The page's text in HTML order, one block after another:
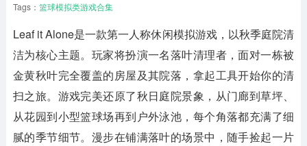
Tags： 篮球模拟类游戏合集
Leaf it Alone是一款第一人称休闲模拟游戏，以秋季庭院清
洁为核心主题。玩家将扮演一名落叶清理者，面对一栋被
金黄秋叶完全覆盖的房屋及其院落，拿起工具开始你的清
扫之旅。游戏完美还原了秋日庭院景象，从门廊到草坪、
从花园到小型篮球场再到户外泳池，每个角落都充满了细
腻的季节细节。漫步在铺满落叶的场景中，随手捡起一片